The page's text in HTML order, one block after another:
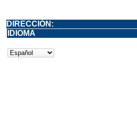
DIRECCIÓN:
IDIOMA